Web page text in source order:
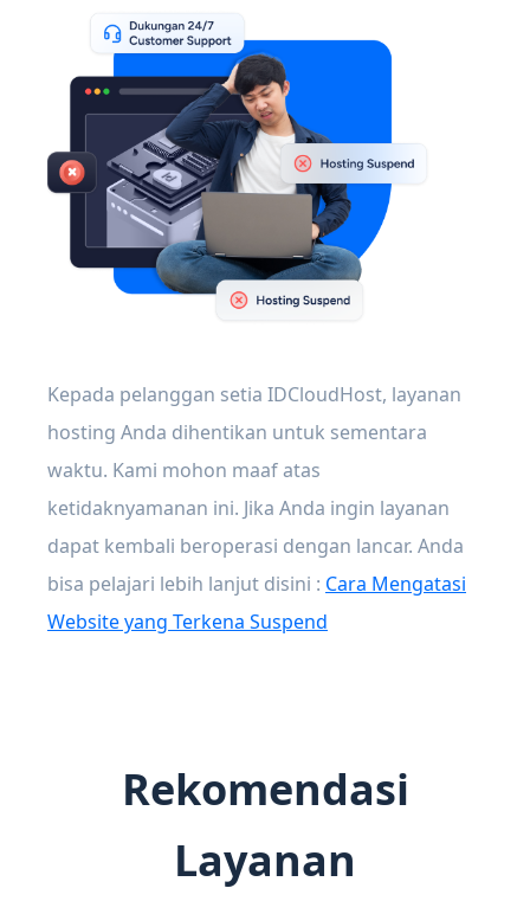
Kepada pelanggan setia IDCloudHost, layanan
hosting Anda dihentikan untuk sementara
waktu. Kami mohon maaf atas
ketidaknyamanan ini. Jika Anda ingin layanan
dapat kembali beroperasi dengan lancar. Anda
bisa pelajari lebih lanjut disini : Cara Mengatasi
Website yang Terkena Suspend
Rekomendasi
Layanan